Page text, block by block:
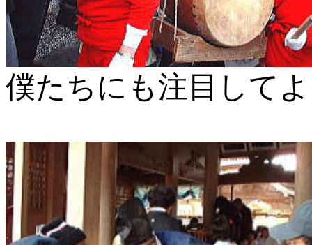
僕たちにも注目して